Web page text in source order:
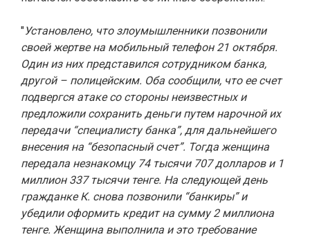
"Установлено, что злоумышленники позвонили
своей жертве на мобильный телефон 21 октября.
Один из них представился сотрудником банка,
другой – полицейским. Оба сообщили, что ее счет
подвергся атаке со стороны неизвестных и
предложили сохранить деньги путем нарочной их
передачи “специалисту банка”, для дальнейшего
внесения на “безопасный счет”. Тогда женщина
передала незнакомцу 74 тысячи 707 долларов и 1
миллион 337 тысячи тенге. На следующей день
гражданке К. снова позвонили “банкиры” и
убедили оформить кредит на сумму 2 миллиона
тенге. Женщина выполнила и это требование